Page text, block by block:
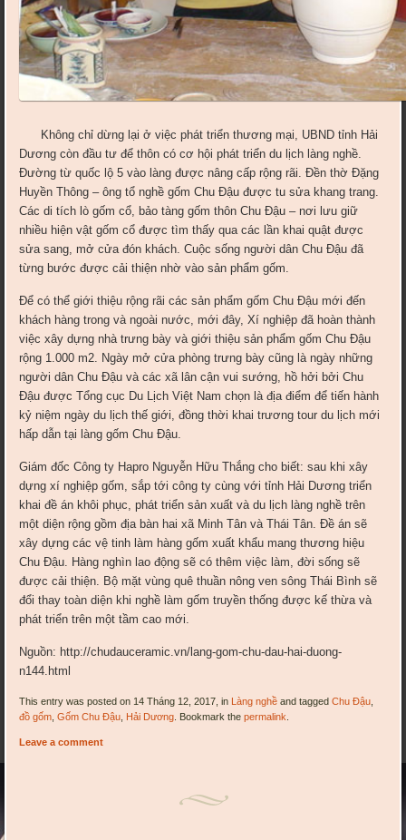
Không chỉ dừng lại ở việc phát triển thương mại, UBND tỉnh Hải
Dương còn đầu tư để thôn có cơ hội phát triển du lịch làng nghề.
Đường từ quốc lộ 5 vào làng được nâng cấp rộng rãi. Đền thờ Đặng
Huyền Thông – ông tổ nghề gốm Chu Đậu được tu sửa khang trang.
Các di tích lò gốm cổ, bảo tàng gốm thôn Chu Đậu – nơi lưu giữ
nhiều hiện vật gốm cổ được tìm thấy qua các lần khai quật được
sửa sang, mở cửa đón khách. Cuộc sống người dân Chu Đậu đã
từng bước được cải thiện nhờ vào sản phẩm gốm.
Để có thể giới thiệu rộng rãi các sản phẩm gốm Chu Đậu mới đến
khách hàng trong và ngoài nước, mới đây, Xí nghiệp đã hoàn thành
việc xây dựng nhà trưng bày và giới thiệu sản phẩm gốm Chu Đậu
rộng 1.000 m2. Ngày mở cửa phòng trưng bày cũng là ngày những
người dân Chu Đậu và các xã lân cận vui sướng, hồ hởi bởi Chu
Đậu được Tổng cục Du Lịch Việt Nam chọn là địa điểm để tiến hành
kỷ niệm ngày du lịch thế giới, đồng thời khai trương tour du lịch mới
hấp dẫn tại làng gốm Chu Đậu.
Giám đốc Công ty Hapro Nguyễn Hữu Thắng cho biết: sau khi xây
dựng xí nghiệp gốm, sắp tới công ty cùng với tỉnh Hải Dương triển
khai đề án khôi phục, phát triển sản xuất và du lịch làng nghề trên
một diện rộng gồm địa bàn hai xã Minh Tân và Thái Tân. Đề án sẽ
xây dựng các vệ tinh làm hàng gốm xuất khẩu mang thương hiệu
Chu Đậu. Hàng nghìn lao động sẽ có thêm việc làm, đời sống sẽ
được cải thiện. Bộ mặt vùng quê thuần nông ven sông Thái Bình sẽ
đổi thay toàn diện khi nghề làm gốm truyền thống được kế thừa và
phát triển trên một tầm cao mới.
Nguồn: http://chudauceramic.vn/lang-gom-chu-dau-hai-duong-
n144.html
This entry was posted on 14 Tháng 12, 2017, in Làng nghề and taggedChu Đậu
đồ gốm ,Gốm Chu Đậu Hải Dương . Bookmark thepermalink
Leave a comment